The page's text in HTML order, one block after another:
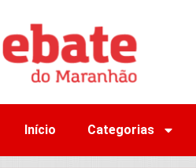
Início Categorias